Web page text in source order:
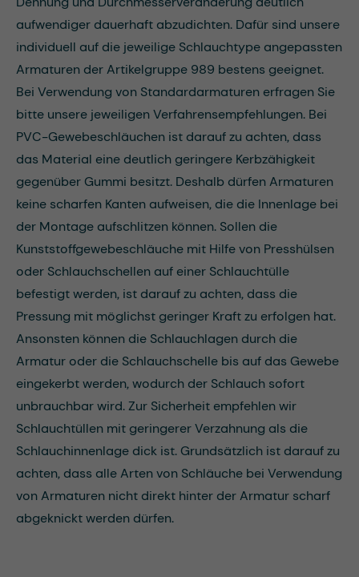
aufwendiger dauerhaft abzudichten. Dafür sind unsere
individuell auf die jeweilige Schlauchtype angepassten
Armaturen der Artikelgruppe 989 bestens geeignet.
Bei Verwendung von Standardarmaturen erfragen Sie
bitte unsere jeweiligen Verfahrensempfehlungen. Bei
PVC-Gewebeschläuchen ist darauf zu achten, dass
das Material eine deutlich geringere Kerbzähigkeit
gegenüber Gummi besitzt. Deshalb dürfen Armaturen
keine scharfen Kanten aufweisen, die die Innenlage bei
der Montage aufschlitzen können. Sollen die
Kunststoffgewebeschläuche mit Hilfe von Presshülsen
oder Schlauchschellen auf einer Schlauchtülle
befestigt werden, ist darauf zu achten, dass die
Pressung mit möglichst geringer Kraft zu erfolgen hat.
Ansonsten können die Schlauchlagen durch die
Armatur oder die Schlauchschelle bis auf das Gewebe
eingekerbt werden, wodurch der Schlauch sofort
unbrauchbar wird. Zur Sicherheit empfehlen wir
Schlauchtüllen mit geringerer Verzahnung als die
Schlauchinnenlage dick ist. Grundsätzlich ist darauf zu
achten, dass alle Arten von Schläuche bei Verwendung
von Armaturen nicht direkt hinter der Armatur scharf
abgeknickt werden dürfen.